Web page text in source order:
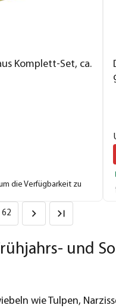
Komplett-Set, ca.
die Verfügbarkeit zu
62
und
wie Tulpen,